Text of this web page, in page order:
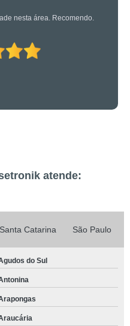
de primeira!
atende:
Santa Catarina São Paulo
do Sul